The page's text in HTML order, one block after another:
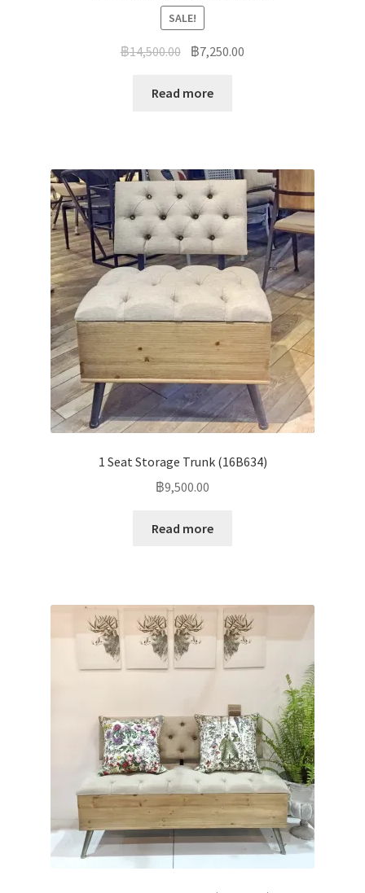
SALE!
฿14,500.00 ฿7,250.00
Read more
1 Seat Storage Trunk (16B634)
฿9,500.00
Read more